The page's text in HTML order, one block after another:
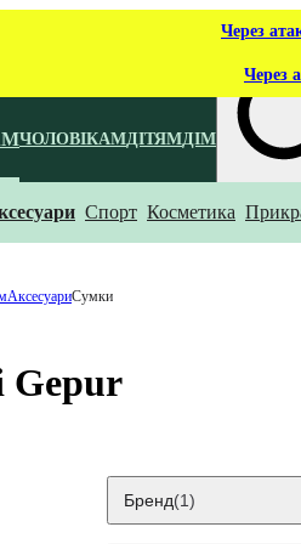
Через
Через
ЧОЛОВІКАМДІТЯМДІМ
Що ти
Спорт Косметика
АксесуариСумки
Gepur
Бренд(1)